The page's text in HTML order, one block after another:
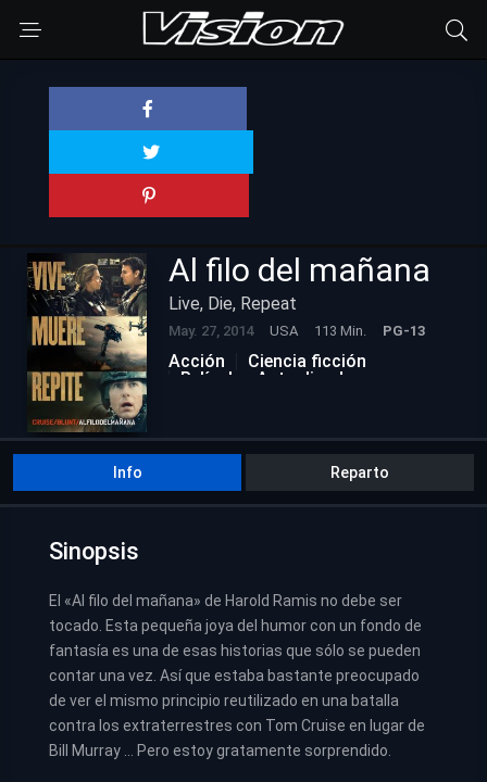
Al filo del mañana
Live, Die, Repeat
May. 27, 2014 USA 113 Min. PG-13
Acción
Ciencia ficción
Películas Actualizadas
Info Reparto
Sinopsis
El «Al filo del mañana» de Harold Ramis no debe ser
tocado. Esta pequeña joya del humor con un fondo de
fantasía es una de esas historias que sólo se pueden
contar una vez. Así que estaba bastante preocupado
de ver el mismo principio reutilizado en una batalla
contra los extraterrestres con Tom Cruise en lugar de
Bill Murray … Pero estoy gratamente sorprendido.